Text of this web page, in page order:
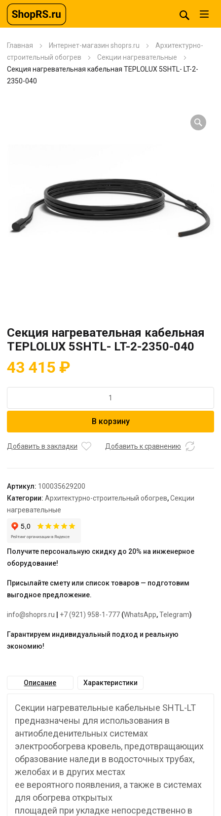
Главная Интернет-магазин shoprs.ru
Архитектурно-
строительный обогрев
Секции нагревательные
Секция нагревательная кабельная TEPLOLUX 5SHTL- LT-2-
2350-040
Секция нагревательная кабельная
TEPLOLUX 5SHTL- LT-2-2350-040
43 415 ₽
Секция
TEPLOLUX
2350-
040
В корзину
Добавить в закладки Добавить к сравнению
Артикул: 100035629200
Категории: Архитектурно-строительный обогрев,Секции
нагревательные
Получите персональную скидку до 20% на инженерное
оборудование!
Присылайте смету или список товаров — подготовим
выгодное предложение.
info@shoprs.ru +7 (921) 958-1-777 (WhatsApp,Telegram)
Гарантируем индивидуальный подход и реальную
экономию!
Описание Характеристики
Секции нагревательные кабельные SHTL-LT
предназначены для использования в
антиобледенительных системах
электрообогрева кровель, предотвращающих
образование наледи в водосточных трубах,
желобах и в других местах
ее вероятного появления, а также в системах
для обогрева открытых
площадей при укладке непосредственно в